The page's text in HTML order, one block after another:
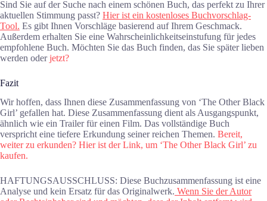
Sind Sie auf der Suche nach einem schönen Buch, das perfekt zu Ihrer
aktuellen Stimmung passt? Hier ist ein kostenloses Buchvorschlag-
Tool. Es gibt Ihnen Vorschläge basierend auf Ihrem Geschmack.
Außerdem erhalten Sie eine Wahrscheinlichkeitseinstufung für jedes
empfohlene Buch. Möchten Sie das Buch finden, das Sie später lieben
werden oderjetzt?
Fazit
Wir hoffen, dass Ihnen diese Zusammenfassung von ‘The Other Black
Girl’ gefallen hat. Diese Zusammenfassung dient als Ausgangspunkt,
ähnlich wie ein Trailer für einen Film. Das vollständige Buch
verspricht eine tiefere Erkundung seiner reichen Themen. Bereit,
weiter zu erkunden? Hier ist der Link, um ‘The Other Black Girl’ zu
kaufen.
HAFTUNGSAUSSCHLUSS: Diese Buchzusammenfassung ist eine
Analyse und kein Ersatz für das Originalwerk. Wenn Sie der Autor